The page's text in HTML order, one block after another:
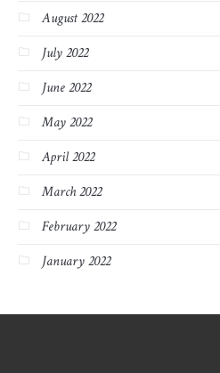
August 2022
July 2022
June 2022
May 2022
April 2022
March 2022
February 2022
January 2022